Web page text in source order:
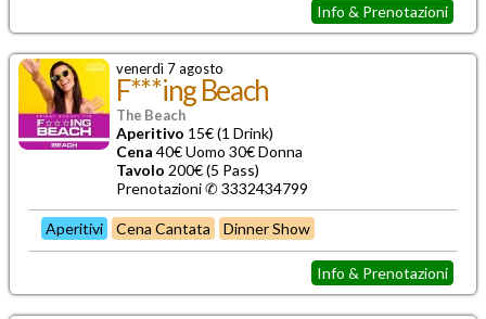
Info & Prenotazioni
venerdì 7 agosto
F***ing Beach
The Beach
Aperitivo 15€ (1 Drink)
Cena 40€ Uomo 30€ Donna
Tavolo 200€ (5 Pass)
Prenotazioni ✆ 3332434799
Aperitivi Cena Cantata Dinner Show
Info & Prenotazioni